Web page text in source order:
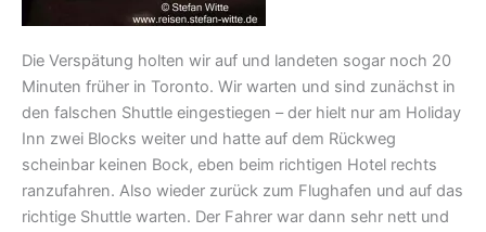
Die Verspätung holten wir auf und landeten sogar noch 20
Minuten früher in Toronto. Wir warten und sind zunächst in
den falschen Shuttle eingestiegen – der hielt nur am Holiday
Inn zwei Blocks weiter und hatte auf dem Rückweg
scheinbar keinen Bock, eben beim richtigen Hotel rechts
ranzufahren. Also wieder zurück zum Flughafen und auf das
richtige Shuttle warten. Der Fahrer war dann sehr nett und